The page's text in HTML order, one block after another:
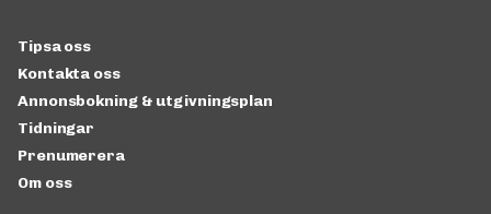
Tipsa oss
Kontakta oss
Annonsbokning & utgivningsplan
Tidningar
Prenumerera
Om oss